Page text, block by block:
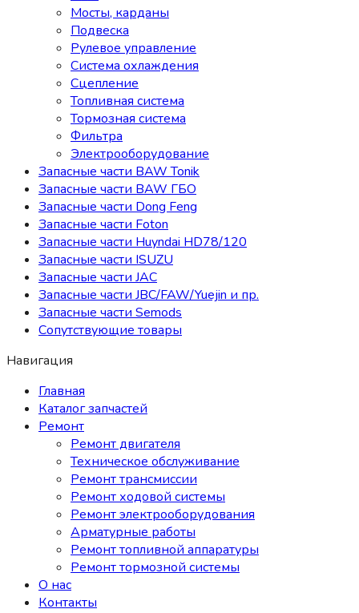
Мосты, карданы
Подвеска
Рулевое управление
Система охлаждения
Сцепление
Топливная система
Тормозная система
Фильтра
Электрооборудование
Запасные части BAW Tonik
Запасные части BAW ГБО
Запасные части Dong Feng
Запасные части Foton
Запасные части Huyndai HD78/120
Запасные части ISUZU
Запасные части JAC
Запасные части JBC/FAW/Yuejin и пр.
Запасные части Semods
Сопутствующие товары
Навигация
Главная
Каталог запчастей
Ремонт
Ремонт двигателя
Техническое обслуживание
Ремонт трансмиссии
Ремонт ходовой системы
Ремонт электрооборудования
Арматурные работы
Ремонт топливной аппаратуры
Ремонт тормозной системы
О нас
Контакты